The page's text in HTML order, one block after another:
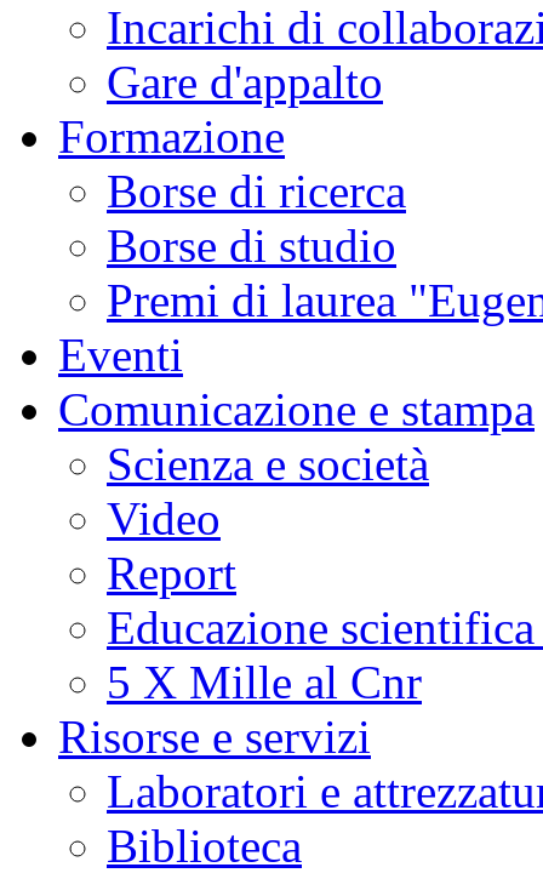
Incarichi di
Gare d'appalto
Formazione
Borse di ricerca
Borse di studio
Premi di laurea
Eventi
Comunicazione e stampa
Scienza e società
Video
Report
Educazione
5 X Mille al Cnr
Risorse e servizi
Laboratori e
Biblioteca